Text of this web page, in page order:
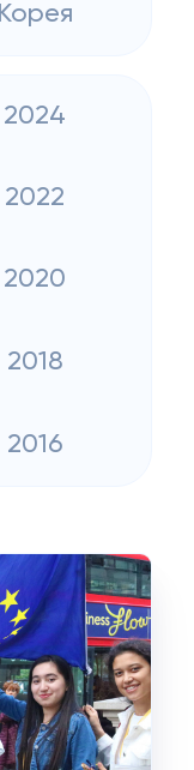
Корея
2024
2022
2020
2018
2016